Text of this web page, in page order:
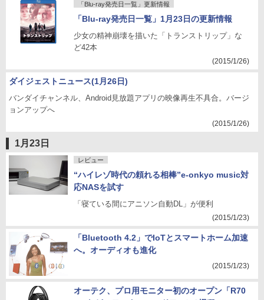
「Blu-ray発売日一覧」更新情報
「Blu-ray発売日一覧」1月23日の更新情報
少女の精神崩壊を描いた「トランストリップ」な
ど42本
(2015/1/26)
ダイジェストニュース(1月26日)
バンダイチャンネル、Android見放題アプリの映像再生不具合。バージ
ョンアップへ
(2015/1/26)
1月23日
レビュー
“ハイレゾ時代の頼れる相棒”e-onkyo music対
応NASを試す
「寝ている間にアニソン自動DL」が便利
(2015/1/23)
「Bluetooth 4.2」でIoTとスマートホーム加速
へ。オーディオも進化
(2015/1/23)
オーテク、プロ用モニター初のオープン「R70